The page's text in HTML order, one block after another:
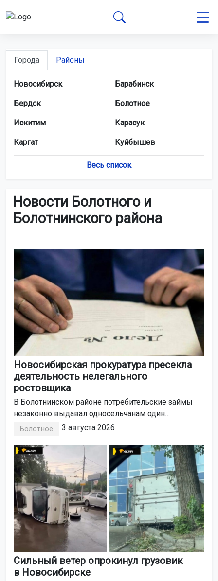
Города Районы
Новосибирск Барабинск
Бердск Болотное
Искитим Карасук
Каргат Куйбышев
Обь
Черепаново Чулым
Весь список
Новости Болотного и
Болотнинского района
Новосибирская прокуратура пресекла
деятельность нелегального
ростовщика
В Болотнинском районе потребительские займы
незаконно выдавал односельчанам один
из предпринимателей.
Болотное 3 августа 2026
Сильный ветер опрокинул грузовик
в Новосибирске